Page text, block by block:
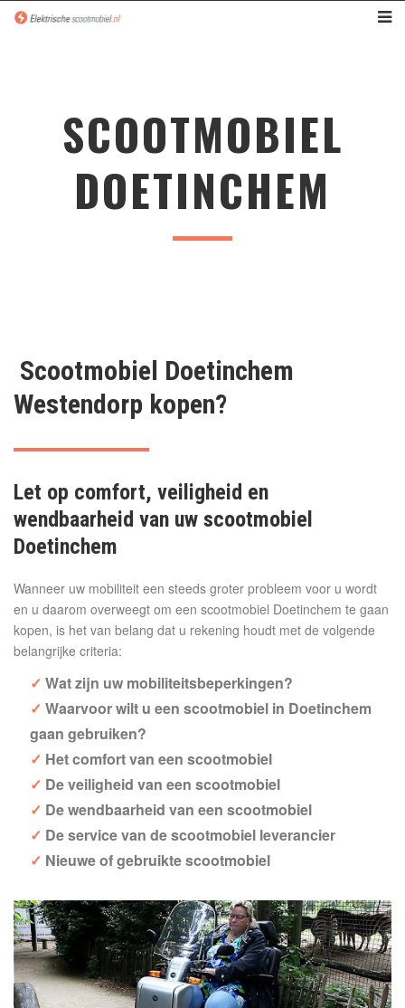
SCOOTMOBIEL
DOETINCHEM
Scootmobiel Doetinchem
Westendorp kopen?
Let op comfort, veiligheid en
wendbaarheid van uw scootmobiel
Doetinchem
Wanneer uw mobiliteit een steeds groter probleem voor u wordt
en u daarom overweegt om een scootmobiel Doetinchem te gaan
kopen, is het van belang dat u rekening houdt met de volgende
belangrijke criteria:
Wat zijn uw mobiliteitsbeperkingen?
Waarvoor wilt u een scootmobiel in Doetinchem
gaan gebruiken?
Het comfort van een scootmobiel
De veiligheid van een scootmobiel
De wendbaarheid van een scootmobiel
De service van de scootmobiel leverancier
Nieuwe of gebruikte scootmobiel